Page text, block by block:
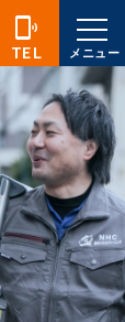
phonelink_ring
TEL メニュー